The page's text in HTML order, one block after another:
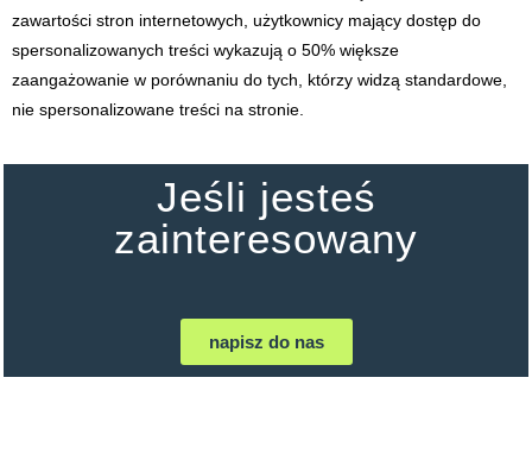
zawartości stron internetowych, użytkownicy mający dostęp do
spersonalizowanych treści wykazują o 50% większe
zaangażowanie w porównaniu do tych, którzy widzą standardowe,
nie spersonalizowane treści na stronie.
Jeśli jesteś
zainteresowany
napisz do nas